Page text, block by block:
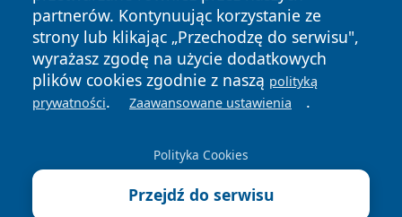
partnerów. Kontynuując korzystanie ze
strony lub klikając „Przechodzę do serwisu",
wyrażasz zgodę na użycie dodatkowych
plików cookies zgodnie z naszą polityką
prywatności. Zaawansowane ustawienia .
Polityka Cookies
Przejdź do serwisu
News Autorzy
Polityka
Prywatności
Polityka
Cookies